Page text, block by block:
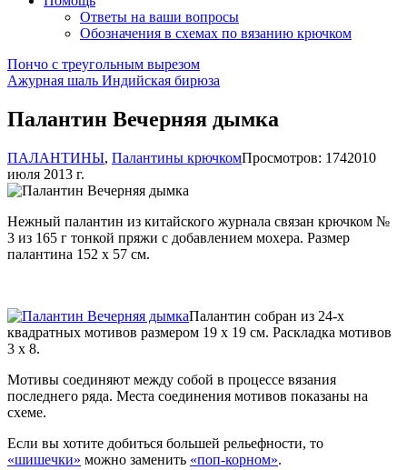
Ответы на ваши вопросы
Обозначения в схемах по вязанию крючком
Пончо с треугольным вырезом
Ажурная шаль Индийская бирюза
Палантин Вечерняя дымка
ПАЛАНТИНЫ, Палантины крючкомПросмотров: 1742010
июля 2013 г.
Нежный палантин из китайского журнала связан крючком №
3 из 165 г тонкой пряжи с добавлением мохера. Размер
палантина 152 х 57 см.
Палантин собран из 24-х
квадратных мотивов размером 19 х 19 см. Раскладка мотивов
3 х 8.
Мотивы соединяют между собой в процессе вязания
последнего ряда. Места соединения мотивов показаны на
схеме.
Если вы хотите добиться большей рельефности, то
«шишечки» можно заменить «поп-корном».